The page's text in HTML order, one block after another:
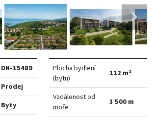
DN-15489
Prodej
Byty
Plocha bydlení
(bytu)
112 m²
Vzdálenost od
moře
3 500 m